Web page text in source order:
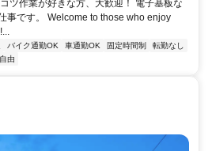
ツ作業が好きな方、大歓迎！ 電子基板な
事です。 Welcome to those who enjoy
バイク通勤OK 車通勤OK 固定時間制
転勤なし
由